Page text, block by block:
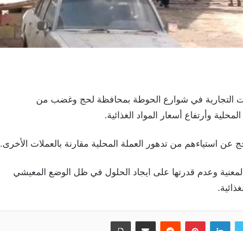
التجارية في شوارع الحوطة بمحافظة لحج وغضب من
وأرتفاع أسعار المواد الغذائية.
استياءهم من تدهور العملة المحلية مقارنة بالعملات الأخرى.
وعدم قدرتها على ايجاد الحلول في ظل الوضع المعيشي
لينكدإنبينتيريست
‏Reddit مشاركة عبر البريد طباعة